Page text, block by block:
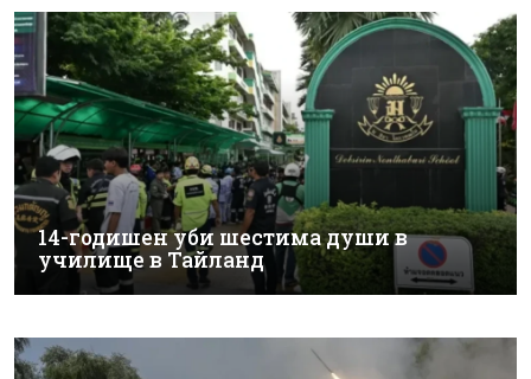
14-годишен уби шестима души в
училище в Тайланд